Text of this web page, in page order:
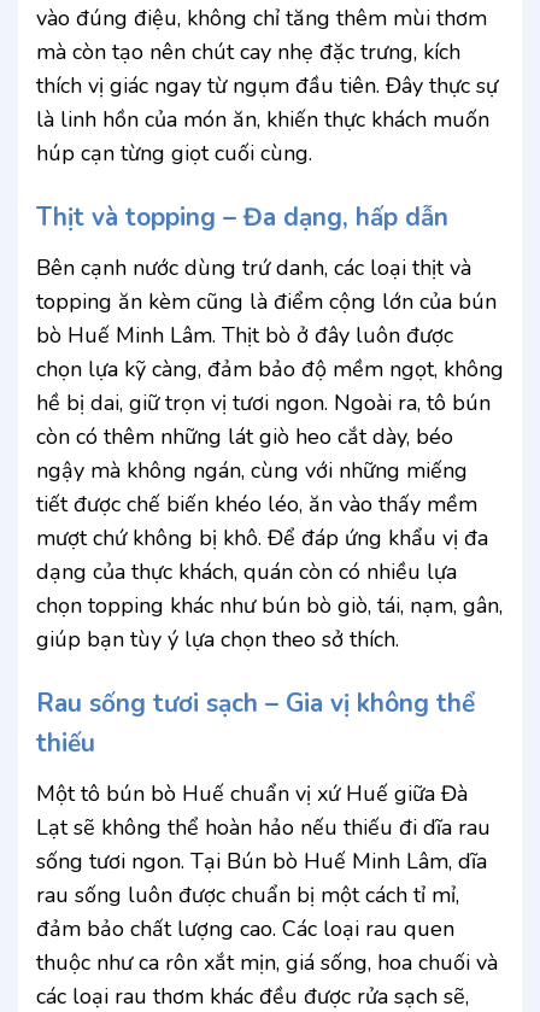
vào đúng điệu, không chỉ tăng thêm mùi thơm
mà còn tạo nên chút cay nhẹ đặc trưng, kích
thích vị giác ngay từ ngụm đầu tiên. Đây thực sự
là linh hồn của món ăn, khiến thực khách muốn
húp cạn từng giọt cuối cùng.
Thịt và topping – Đa dạng, hấp dẫn
Bên cạnh nước dùng trứ danh, các loại thịt và
topping ăn kèm cũng là điểm cộng lớn của bún
bò Huế Minh Lâm. Thịt bò ở đây luôn được
chọn lựa kỹ càng, đảm bảo độ mềm ngọt, không
hề bị dai, giữ trọn vị tươi ngon. Ngoài ra, tô bún
còn có thêm những lát giò heo cắt dày, béo
ngậy mà không ngán, cùng với những miếng
tiết được chế biến khéo léo, ăn vào thấy mềm
mượt chứ không bị khô. Để đáp ứng khẩu vị đa
dạng của thực khách, quán còn có nhiều lựa
chọn topping khác như bún bò giò, tái, nạm, gân,
giúp bạn tùy ý lựa chọn theo sở thích.
Rau sống tươi sạch – Gia vị không thể
thiếu
Một tô bún bò Huế chuẩn vị xứ Huế giữa Đà
Lạt sẽ không thể hoàn hảo nếu thiếu đi dĩa rau
sống tươi ngon. Tại Bún bò Huế Minh Lâm, dĩa
rau sống luôn được chuẩn bị một cách tỉ mỉ,
đảm bảo chất lượng cao. Các loại rau quen
thuộc như ca rôn xắt mịn, giá sống, hoa chuối và
các loại rau thơm khác đều được rửa sạch sẽ,